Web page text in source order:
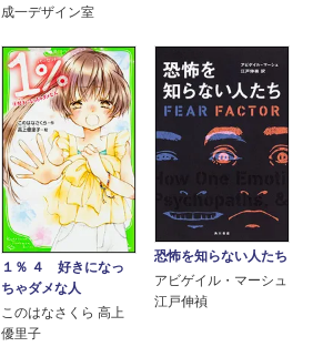
成一デザイン室
１％ ４ 好きになっ
ちゃダメな人
このはなさくら 高上
優里子
恐怖を知らない人たち
アビゲイル・マーシュ
江戸伸禎